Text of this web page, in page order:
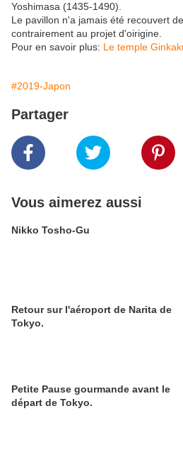
Yoshimasa (1435-1490).
Le pavillon n'a jamais été recouvert
contrairement au projet d'oirigine.
Pour en savoir plus: Le temple
#2019-Japon
Partager
Vous aimerez aussi
Nikko Tosho-Gu
Retour sur l'aéroport de Narita de
Tokyo.
Petite Pause gourmande avant le
départ de Tokyo.